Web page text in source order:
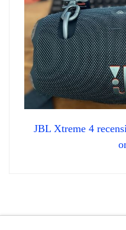
JBL Xtreme 4